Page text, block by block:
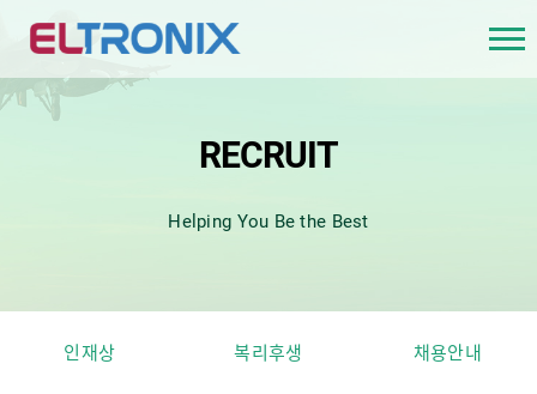
RECRUIT
Helping You Be the Best
인재상 복리후생 채용안내